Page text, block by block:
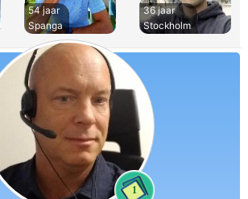
54 jaar
Spanga
36 jaar
Stockholm
1